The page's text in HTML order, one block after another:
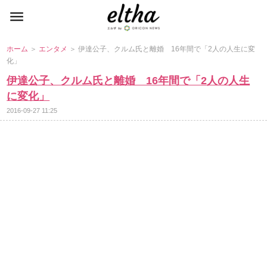
ホーム ＞ エンタメ ＞ 伊達公子、クルム氏と離婚 16年間で「2人の人生に変
化」
伊達公子、クルム氏と離婚 16年間で「2人の人生
に変化」
2016-09-27 11:25